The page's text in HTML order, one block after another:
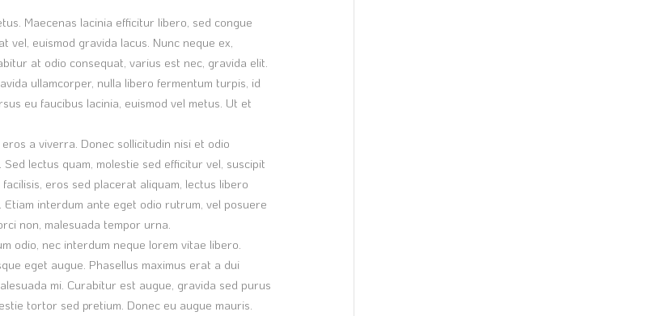
Maecenas lacinia efficitur libero, sed congue
vel, euismod gravida lacus. Nunc neque ex,
at odio consequat, varius est nec, gravida elit.
ullamcorper, nulla libero fermentum turpis, id
eu faucibus lacinia, euismod vel metus. Ut et
a viverra. Donec sollicitudin nisi et odio
lectus quam, molestie sed efficitur vel, suscipit
eros sed placerat aliquam, lectus libero
interdum ante eget odio rutrum, vel posuere
non, malesuada tempor urna.
odio, nec interdum neque lorem vitae libero.
eget augue. Phasellus maximus erat a dui
mi. Curabitur est augue, gravida sed purus
tortor sed pretium. Donec eu augue mauris.